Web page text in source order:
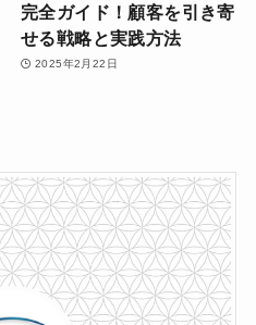
完全ガイド！顧客を引き寄
せる戦略と実践方法
2025年2月22日